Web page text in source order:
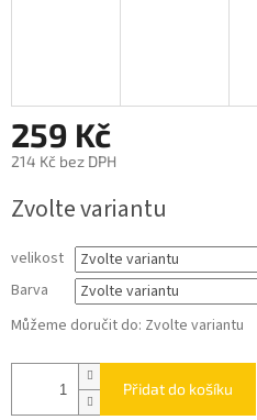
259 Kč
214 Kč bez DPH
cena:
Zvolte variantu
velikost
Barva
Můžeme doručit do: Zvolte variantu
Přidat do košíku